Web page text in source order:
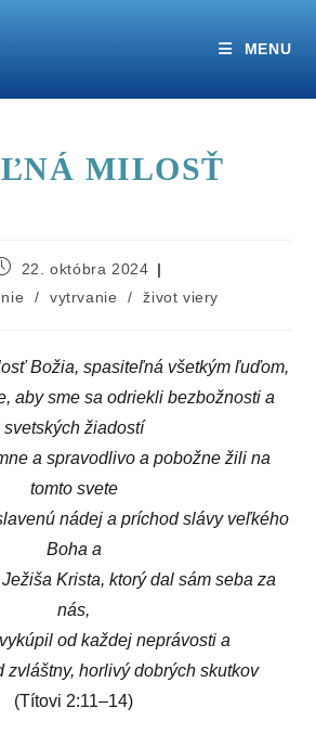
MENU
MILOSŤ
22. októbra 2024
/ vytrvanie / život viery
Božia, spasiteľná všetkým ľuďom,
aby sme sa odriekli bezbožnosti a
svetských žiadostí
a spravodlivo a pobožne žili na
tomto svete
nádej a príchod slávy veľkého
Boha a
Krista, ktorý dal sám seba za
nás,
od každej neprávosti a
zvláštny, horlivý dobrých skutkov
(Títovi 2:11–14)